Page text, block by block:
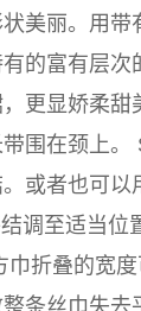
美丽。用带
的富有层次
更显娇柔甜
围在颈上。
或者也可以
调至适当位
巾折叠的宽